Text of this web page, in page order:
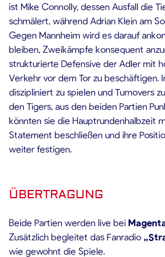
ist Mike Connolly, dessen Ausfall die
schmälert, während Adrian Klein am
Gegen Mannheim wird es darauf
bleiben, Zweikämpfe konsequent
strukturierte Defensive der Adler mit
Verkehr vor dem Tor zu beschäftigen.
diszipliniert zu spielen und Turnovers
den Tigers, aus den beiden Partien
könnten sie die Hauptrundenhalbzeit
Statement beschließen und ihre
weiter festigen.
ÜBERTRAGUNG
Beide Partien werden live bei
Zusätzlich begleitet das Fanradio
wie gewohnt die Spiele.